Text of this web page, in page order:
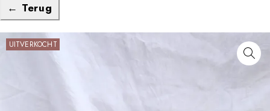
← Terug
UITVERKOCHT